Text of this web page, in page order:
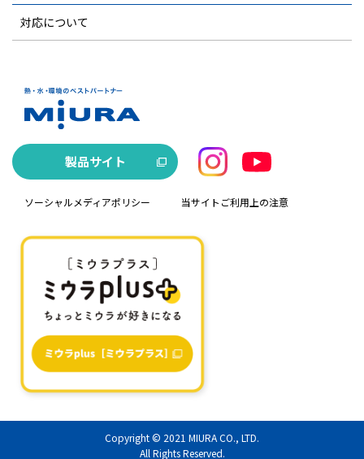
対応について
製品サイト
ソーシャルメディアポリシー 当サイトご利用上の注意
Copyright © 2021 MIURA CO., LTD.
All Rights Reserved.